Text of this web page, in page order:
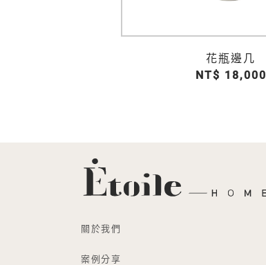
花瓶邊几
NT$ 18,000
關於我們
案例分享